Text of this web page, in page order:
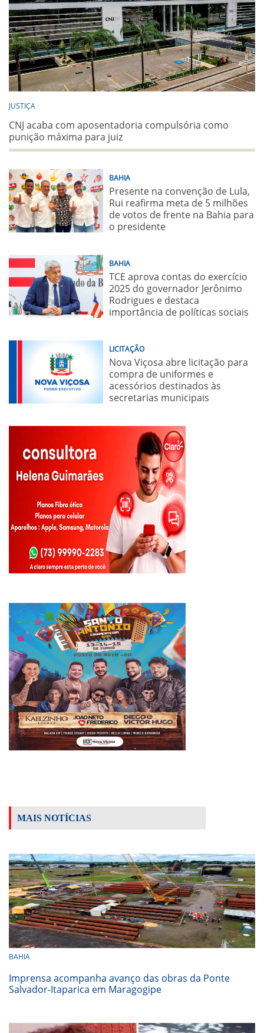
JUSTIÇA
CNJ acaba com aposentadoria compulsória como
punição máxima para juiz
BAHIA
Presente na convenção de Lula,
Rui reafirma meta de 5 milhões
de votos de frente na Bahia para
o presidente
BAHIA
TCE aprova contas do exercício
2025 do governador Jerônimo
Rodrigues e destaca
importância de políticas sociais
LICITAÇÃO
Nova Viçosa abre licitação para
compra de uniformes e
acessórios destinados às
secretarias municipais
MAIS NOTÍCIAS
BAHIA
Imprensa acompanha avanço das obras da Ponte
Salvador-Itaparica em Maragogipe